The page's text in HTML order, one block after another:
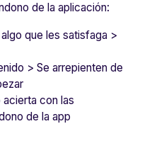
de la aplicación:
que les satisfaga >
> Se arrepienten de
acierta con las
de la app